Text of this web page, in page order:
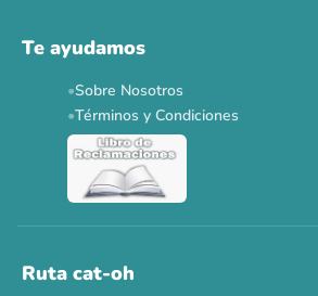
Ver todas las promos 🐾
Te ayudamos
Sobre Nosotros
Términos y Condiciones
Ruta cat-oh